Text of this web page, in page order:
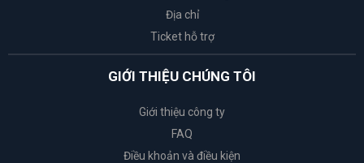
Địa chỉ
Ticket hỗ trợ
GIỚI THIỆU CHÚNG TÔI
Giới thiệu công ty
FAQ
Điều khoản và điều kiện